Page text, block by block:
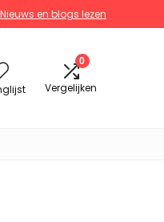
Nieuws en blogs lezen
0
Vergelijken